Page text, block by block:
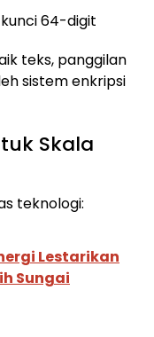
64-digit
teks, panggilan
sistem enkripsi
Skala
teknologi:
Lestarikan
Sungai